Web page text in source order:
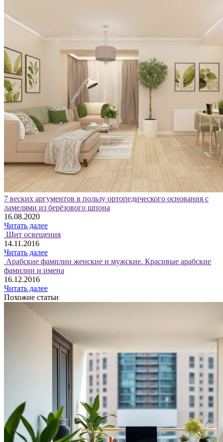
7 веских аргументов в пользу ортопедического основания с
ламелями из берёзового шпона
16.08.2020
Читать далее
Щит освещения
14.11.2016
Читать далее
Арабские фамилии женские и мужские. Красивые арабские
фамилии и имена
16.12.2016
Читать далее
Похожие статьи